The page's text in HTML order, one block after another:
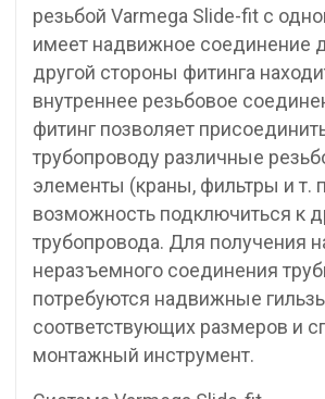
резьбой Varmega Slide-fit с
имеет надвижное соединение
другой стороны фитинга
внутреннее резьбовое
фитинг позволяет
трубопроводу различные
элементы (краны, фильтры и т.
возможность подключиться к
трубопровода. Для получения
неразъемного соединения
потребуются надвижные
соответствующих размеров и
монтажный инструмент.